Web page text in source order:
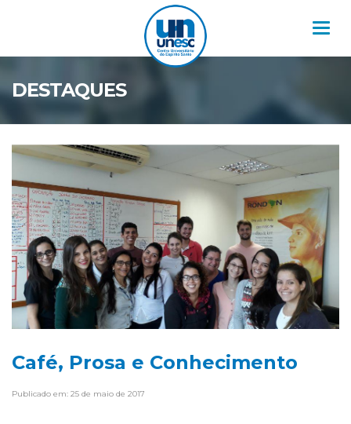
DESTAQUES
Café, Prosa e Conhecimento
Publicado em: 25 de maio de 2017